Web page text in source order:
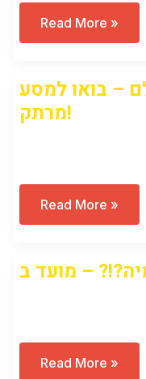
המצאת
Read More »
– בואו למסע
מרתק!
למידה
לעולם
למסע
מרתק!
Read More »
– מועד ב
ט”ו
Read More »